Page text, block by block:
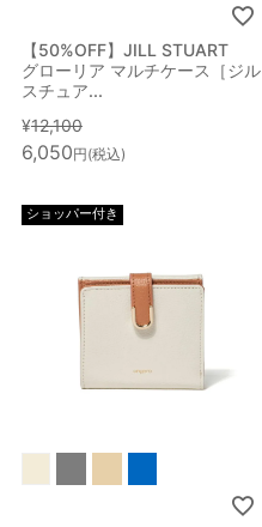
【50%OFF】JILL STUART
グローリア マルチケース［ジル
スチュア...
¥12,100
6,050 税込
ショッパー付き